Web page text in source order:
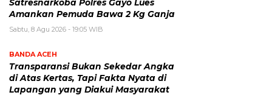
Satresnarkoba Polres Gayo Lues
Amankan Pemuda Bawa 2 Kg Ganja
Sabtu, 8 Agu 2026 - 19:05 WIB
BANDA ACEH
Transparansi Bukan Sekedar Angka
di Atas Kertas, Tapi Fakta Nyata di
Lapangan yang Diakui Masyarakat